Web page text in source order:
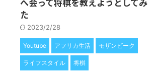
た
2023/2/28
Youtube アフリカ生活 モザンビーク
ライフスタイル 将棋